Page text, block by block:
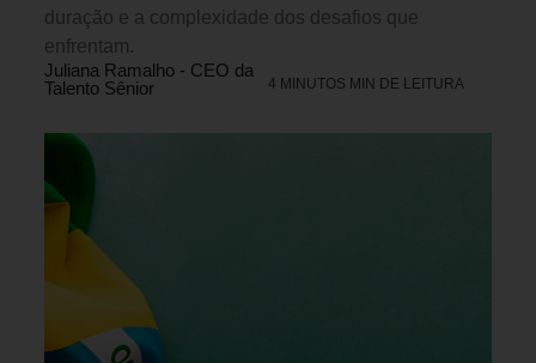
duração e a complexidade dos desafios que
enfrentam.
Juliana Ramalho - CEO da
Talento Sênior
4 MINUTOS MIN DE LEITURA